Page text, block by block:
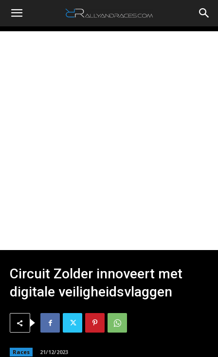
RallyandRaces.com
Circuit Zolder innoveert met
digitale veiligheidsvlaggen
Races 21/12/2023